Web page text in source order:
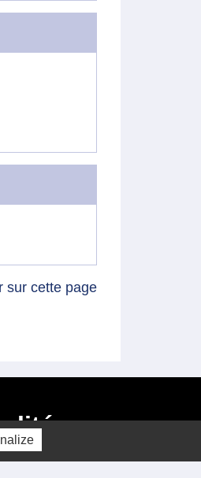
sur cette page